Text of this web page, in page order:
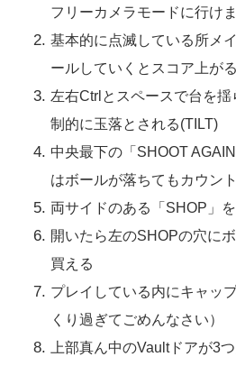
フリーカメラモードに行け
基本的に点滅している所メ
ールしていくとスコア上がる
左右Ctrlとスペースで台を
制的に玉落とされる(TILT)
中央最下の「SHOOT
はボールが落ちてもカウン
両サイドのある「SHOP」
開いたら左のSHOPの穴に
買える
プレイしている内にキャッ
くり過ぎてごめんなさい）
上部真ん中のVaultドアが3